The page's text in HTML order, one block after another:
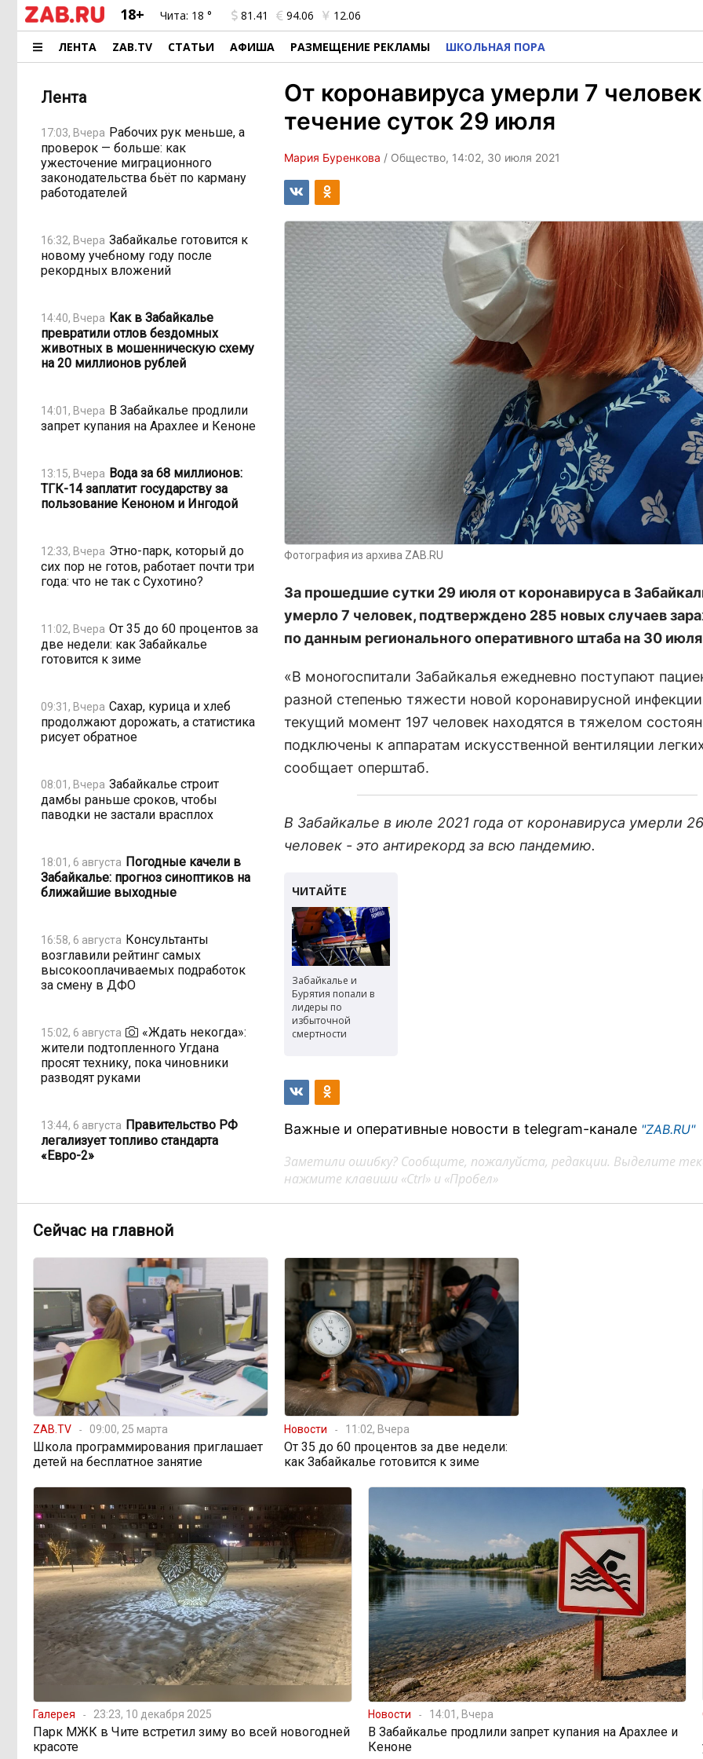
18+ Чита: 18 ° 81.41 94.06 12.06
ЛЕНТА ZAB.TV СТАТЬИ АФИША РАЗМЕЩЕНИЕ РЕКЛАМЫ ШКОЛЬНАЯ ПОРА
Лента
17:03, Вчера Рабочих рук меньше, а
проверок — больше: как
ужесточение миграционного
законодательства бьёт по карману
работодателей
16:32, Вчера Забайкалье готовится к
новому учебному году после
рекордных вложений
14:40, Вчера Как в Забайкалье
превратили отлов бездомных
животных в мошенническую схему
на 20 миллионов рублей
14:01, Вчера В Забайкалье продлили
запрет купания на Арахлее и Кеноне
13:15, Вчера Вода за 68 миллионов:
ТГК-14 заплатит государству за
пользование Кеноном и Ингодой
12:33, Вчера Этно-парк, который до
сих пор не готов, работает почти три
года: что не так с Сухотино?
11:02, Вчера От 35 до 60 процентов за
две недели: как Забайкалье
готовится к зиме
09:31, Вчера Сахар, курица и хлеб
продолжают дорожать, а статистика
рисует обратное
08:01, Вчера Забайкалье строит
дамбы раньше сроков, чтобы
паводки не застали врасплох
18:01, 6 августа Погодные качели в
Забайкалье: прогноз синоптиков на
ближайшие выходные
16:58, 6 августа Консультанты
возглавили рейтинг самых
высокооплачиваемых подработок
за смену в ДФО
15:02, 6 августа
«Ждать некогда»:
жители подтопленного Угдана
просят технику, пока чиновники
разводят руками
13:44, 6 августа Правительство РФ
легализует топливо стандарта
«Евро-2»
12:33, 6 августа Власти: Забайкалье
«В большинстве
регионов индексация прошла с 1
января»: почему Забайкалье
задержало повышение зарплат
бюджетникам
10:16, 6 августа
В Каларском
округе подрядчик и чиновник
попали под уголовные дела
08:38, 6 августа 598 миллионов
улетели в Омск: как Забайкалье
08:15, 6 августа Депутат Госдумы
объяснил «неполноценность»
женщин библейским сюжетом
08:10, 6 августа Прокуратура начала
проверку из-за раскопок ТГК-14
19:02, 5 августа Когда ждать денег?
Забайкалье — в списке регионов,
где бюджетники могут остаться без
выплат
От коронавируса умерли 7
течение суток 29 июля
Мария Буренкова / Общество, 14:02, 30 июля 2021
Фотография из архива ZAB.RU
За прошедшие сутки 29 июля от коронавируса в
умерло 7 человек, подтверждено 285 новых случаев
по данным регионального оперативного штаба на 30
«В моногоспитали Забайкалья ежедневно поступают
разной степенью тяжести новой коронавирусной
текущий момент 197 человек находятся в тяжелом
подключены к аппаратам искусственной вентиляции
сообщает оперштаб.
В Забайкалье в июле 2021 года от коронавируса умерли
человек - это антирекорд за всю пандемию.
Забайкалье и
Бурятия попали в
лидеры по
избыточной
смертности
Важные и оперативные новости в telegram-канале "ZAB.RU"
Заметили ошибку? Сообщите, пожалуйста, редакции. Выделите
нажмите клавиши «Ctrl» и «Пробел»
Сейчас на главной
ZAB.TV 09:00, 25 марта
Школа программирования приглашает
детей на бесплатное занятие
Новости 11:02, Вчера
От 35 до 60 процентов за две недели:
как Забайкалье готовится к зиме
Галерея 23:23, 10 декабря 2025
Парк МЖК в Чите встретил зиму во всей новогодней
красоте
Новости 14:01, Вчера
В Забайкалье продлили запрет купания на Арахлее и
Кеноне